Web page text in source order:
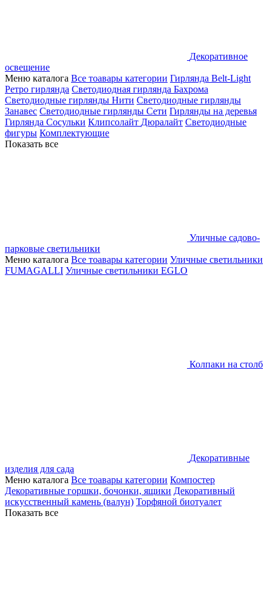
Декоративное
освещение
Меню каталога Все тоавары категории Гирлянда Belt-Light
Ретро гирлянда Светодиодная гирлянда Бахрома
Светодиодные гирлянды Нити Светодиодные гирлянды
Занавес Светодиодные гирлянды Сети Гирлянды на деревья
Гирлянда Сосульки Клипсолайт Дюралайт Светодиодные
фигуры Комплектующие
Показать все
Уличные садово-
парковые светильники
Меню каталога Все тоавары категории Уличные светильники
FUMAGALLI Уличные светильники EGLO
Колпаки на столб
Декоративные
изделия для сада
Меню каталога Все тоавары категории Компостер
Декоративные горшки, бочонки, ящики Декоративный
искусственный камень (валун) Торфяной биотуалет
Показать все